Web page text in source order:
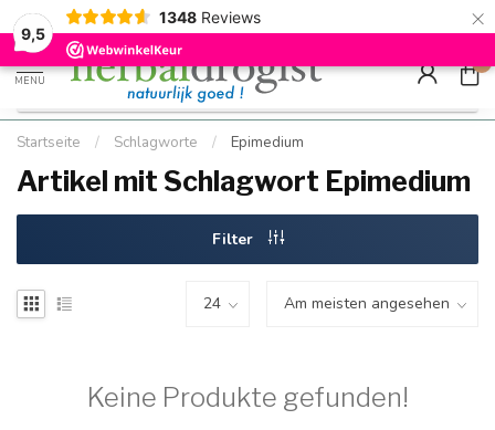
9,5
1348 Reviews ×
Kostenloser DE-Versand ab Mindestbestellwert |
Schnell geliefert
Minimum
Hızlı
MENU
0
Startseite / Schlagworte / Epimedium
Artikel mit Schlagwort Epimedium
Filter
Keine Produkte gefunden!